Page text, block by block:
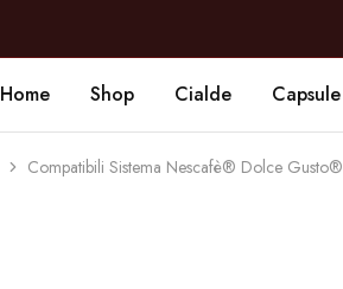
Home Shop Cialde Capsule
Compatibili Sistema Nescafè® Dolce Gusto®